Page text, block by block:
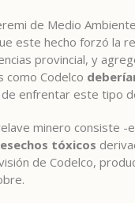
de Medio
este hecho forzó la
provincial, y
como Codelco
de enfrentar este tipo
minero consiste -
tóxicos
de Codelco,